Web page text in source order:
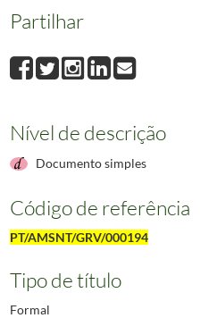
Partilhar
Nível de descrição
Documento simples
Código de referência
PT/AMSNT/GRV/000194
Tipo de título
Formal